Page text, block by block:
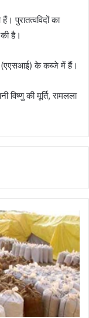
पुरातत्वविदों का
की है।
(एएसआई) के कब्जे में हैं।
विष्णु की मूर्ति, रामलला